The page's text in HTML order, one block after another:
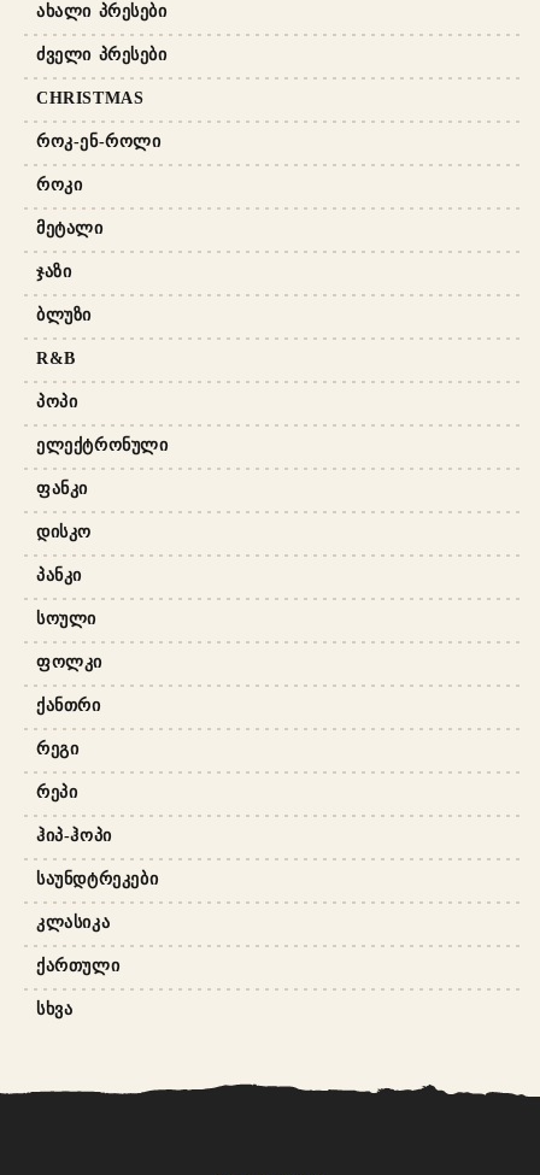
ᲐᲮᲐᲚᲘ ᲞᲠᲔᲡᲔᲑᲘ
ᲫᲕᲔᲚᲘ ᲞᲠᲔᲡᲔᲑᲘ
CHRISTMAS
ᲠᲝᲙ-ᲔᲜ-ᲠᲝᲚᲘ
ᲠᲝᲙᲘ
ᲛᲔᲢᲐᲚᲘ
ᲯᲐᲖᲘ
ᲑᲚᲣᲖᲘ
R&B
ᲞᲝᲞᲘ
ᲔᲚᲔᲥᲢᲠᲝᲜᲣᲚᲘ
ᲤᲐᲜᲙᲘ
ᲓᲘᲡᲙᲝ
ᲞᲐᲜᲙᲘ
ᲡᲝᲣᲚᲘ
ᲤᲝᲚᲙᲘ
ᲥᲐᲜᲗᲠᲘ
ᲠᲔᲒᲘ
ᲠᲔᲞᲘ
ᲰᲘᲞ-ᲰᲝᲞᲘ
ᲡᲐᲣᲜᲓᲢᲠᲔᲙᲔᲑᲘ
ᲙᲚᲐᲡᲘᲙᲐ
ᲥᲐᲠᲗᲣᲚᲘ
ᲡᲮᲕᲐ